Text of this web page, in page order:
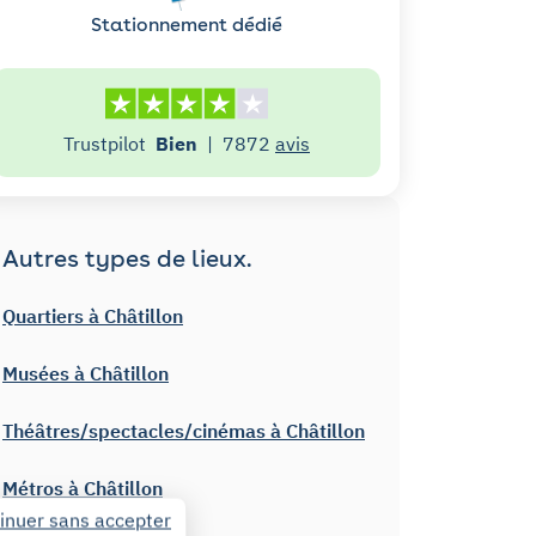
Stationnement dédié
Trustpilot Bien | 7872 avis
Autres types de lieux.
Quartiers à Châtillon
Musées à Châtillon
Théâtres/spectacles/cinémas à Châtillon
Métros à Châtillon
sans accepter